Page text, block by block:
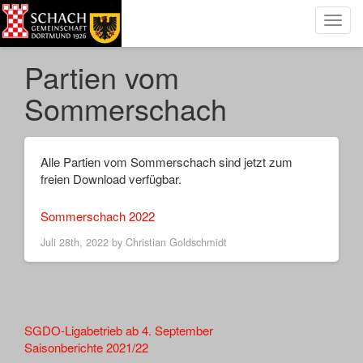
Partien vom
Sommerschach
Alle Partien vom Sommerschach sind jetzt zum
freien Download verfügbar.
Sommerschach 2022
Juli 28th, 2022 by Christian Goldschmidt
Other
SGDO-Ligabetrieb ab 4. September
Saisonberichte 2021/22